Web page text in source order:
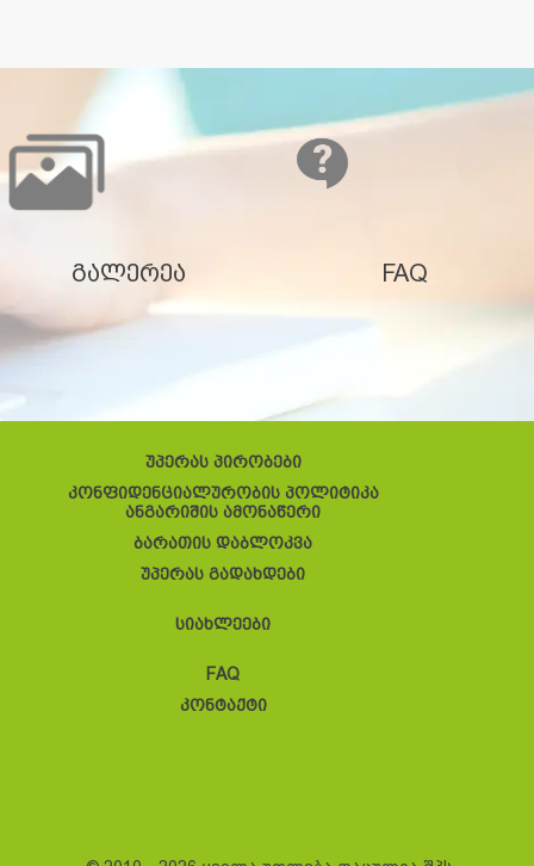
გალერეა FAQ
უპერას პირობები
კონფიდენციალურობის პოლიტიკა
ანგარიშის ამონაწერი
ბარათის დაბლოკვა
უპერას გადახდები
სიახლეები
FAQ
კონტაქტი